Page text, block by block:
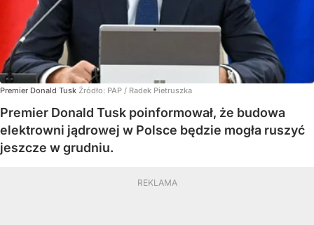
Premier Donald Tusk Źródło: PAP / Radek Pietruszka
Premier Donald Tusk poinformował, że budowa
elektrowni jądrowej w Polsce będzie mogła ruszyć
jeszcze w grudniu.